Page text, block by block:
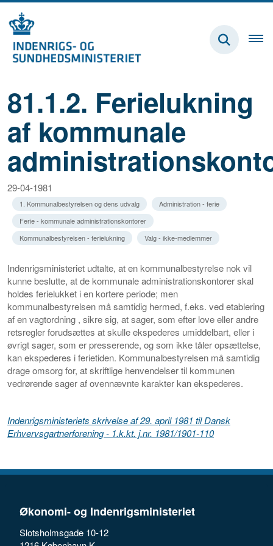
81.1.2. Ferielukning
af kommunale
29-04-1981
1. Kommunalbestyrelsen og dens udvalg
Administration - ferie
Ferie - kommunale administrationskontorer
Kommunalbestyrelsen - ferielukning
Valg - ikke-medlemmer
Indenrigsministeriet udtalte, at en kommunalbestyrelse nok vil
kunne beslutte, at de kommunale administrationskontorer skal
holdes ferielukket i en kortere periode; men
kommunalbestyrelsen må samtidig hermed, f.eks. ved etablering
af envagtordning , sikre sig, at sager, som efter love eller andre
retsregler forudsættes at skulle ekspederes umiddelbart, eller i
øvrigt sager, som er presserende, og som ikke tåler opsættelse,
kan ekspederes i ferietiden. Kommunalbestyrelsen må samtidig
drage omsorg for, at skriftlige henvendelser til kommunen
vedrørende sager af ovennævnte karakter kan ekspederes.
Indenrigsministeriets skrivelse af 29. april 1981 til Dansk
Erhvervsgartnerforening - 1.k.kt. j.nr. 1981/1901-110
Økonomi- og Indenrigsministeriet
Slotsholmsgade 10-12